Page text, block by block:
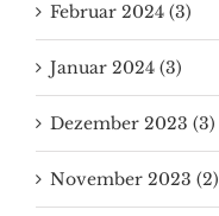
Februar 2024 (3)
Januar 2024 (3)
Dezember 2023 (3)
November 2023 (2)